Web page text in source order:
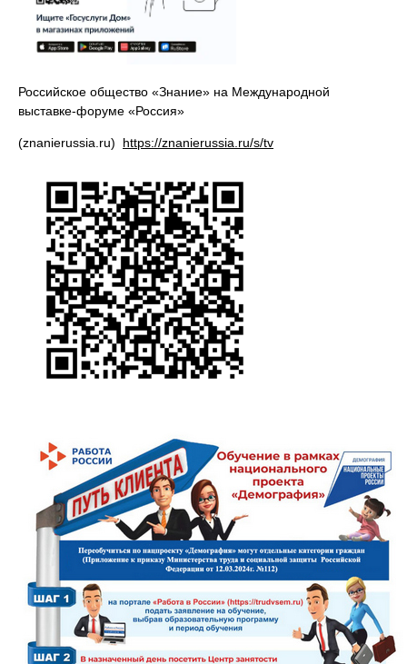
Российское общество «Знание» на Международной
выставке-форуме «Россия»
(znanierussia.ru) https://znanierussia.ru/s/tv